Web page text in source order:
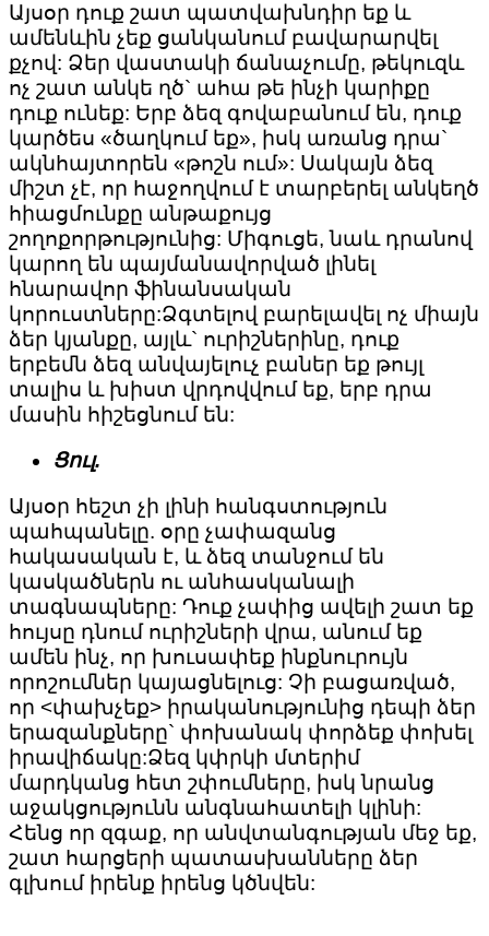
Այսօր դուք շատ պատվախնդիր եք և
ամենևին չեք ցանկանում բավարարվել
քչով: Ձեր վաստակի ճանաչումը, թեկուզև
ոչ շատ անկե ղծ` ահա թե ինչի կարիքը
դուք ունեք: Երբ ձեզ գովաբանում են, դուք
կարծես «ծաղկում եք», իսկ առանց դրա`
ակնհայտորեն «թոշն ում»: Սակայն ձեզ
միշտ չէ, որ հաջողվում է տարբերել անկեղծ
հիացմունքը անթաքույց
շողոքորթությունից: Միգուցե, նաև դրանով
կարող են պայմանավորված լինել
հնարավոր ֆինանսական
կորուստները:Ձգտելով բարելավել ոչ միայն
ձեր կյանքը, այլև` ուրիշներինը, դուք
երբեմն ձեզ անվայելուչ բաներ եք թույլ
տալիս և խիստ վրդովվում եք, երբ դրա
մասին հիշեցնում են:
Ցուլ.
Այսօր հեշտ չի լինի հանգստություն
պահպանելը. օրը չափազանց
հակասական է, և ձեզ տանջում են
կասկածներն ու անհասկանալի
տագնապները: Դուք չափից ավելի շատ եք
հույսը դնում ուրիշների վրա, անում եք
ամեն ինչ, որ խուսափեք ինքնուրույն
որոշումներ կայացնելուց: Չի բացառված,
որ <փախչեք> իրականությունից դեպի ձեր
երազանքները` փոխանակ փորձեք փոխել
իրավիճակը:Ձեզ կփրկի մտերիմ
մարդկանց հետ շփումները, իսկ նրանց
աջակցությունն անգնահատելի կլինի:
Հենց որ զգաք, որ անվտանգության մեջ եք,
շատ հարցերի պատասխանները ձեր
գլխում իրենք իրենց կծնվեն: